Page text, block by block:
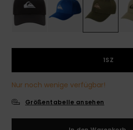
1SZ
Nur noch wenige verfügbar!
Größentabelle ansehen